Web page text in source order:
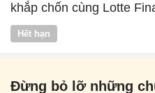
khắp chốn cùng Lotte
Vntrip
Hết hạn
Đừng bỏ lỡ những